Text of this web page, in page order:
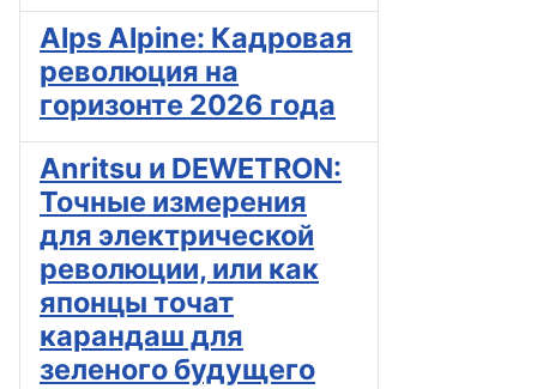
Alps Alpine: Кадровая
революция на
горизонте 2026 года
Anritsu и DEWETRON:
Точные измерения
для электрической
революции, или как
японцы точат
карандаш для
зеленого будущего